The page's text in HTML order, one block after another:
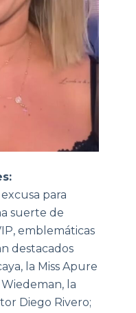
para
suerte de
emblemáticas
destacados
la Miss Apure
la
Diego Rivero;